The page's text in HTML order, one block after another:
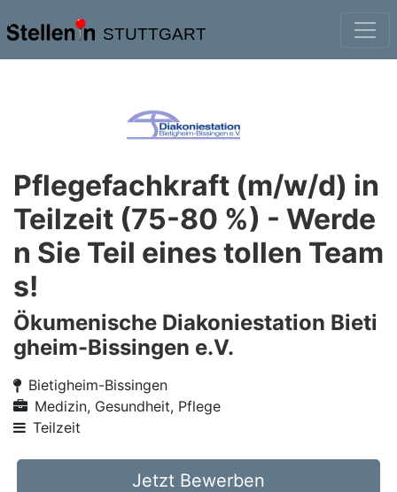
STUTTGART
Pflegefachkraft (m/w/d) in
Teilzeit (75-80 %) - Werde
n Sie Teil eines tollen Team
s!
Ökumenische Diakoniestation Bieti
gheim-Bissingen e.V.
Bietigheim-Bissingen
Medizin, Gesundheit, Pflege
Teilzeit
Jetzt Bewerben